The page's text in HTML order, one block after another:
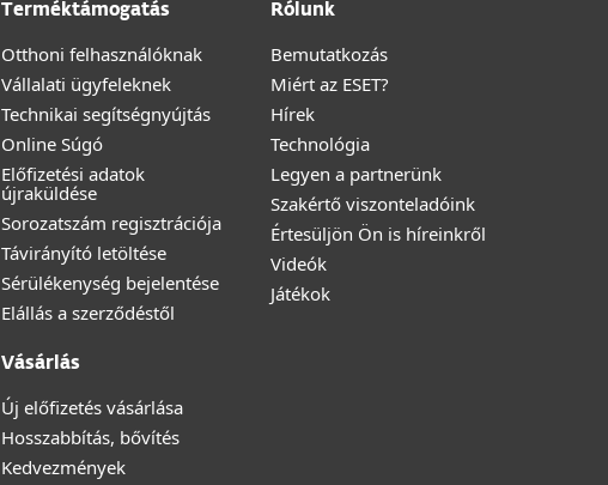
Terméktámogatás
Otthoni felhasználóknak
Vállalati ügyfeleknek
Technikai segítségnyújtás
Online Súgó
Előfizetési adatok
újraküldése
Sorozatszám regisztrációja
Távirányító letöltése
Sérülékenység bejelentése
Elállás a szerződéstől
Vásárlás
Új előfizetés vásárlása
Hosszabbítás, bővítés
Kedvezmények
Rólunk
Bemutatkozás
Miért az ESET?
Hírek
Technológia
Legyen a partnerünk
Szakértő viszonteladóink
Értesüljön Ön is híreinkről
Videók
Játékok